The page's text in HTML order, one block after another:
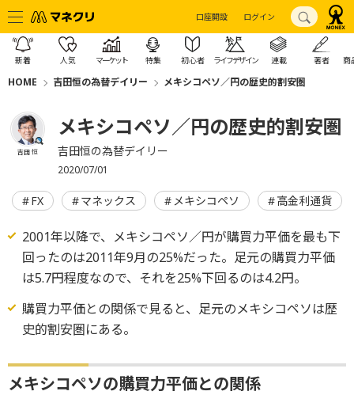
口座開設 ログイン
新着 人気 マーケット 特集 初心者 ライフデザイン 連載 著者 商
HOME 吉田恒の為替デイリー メキシコペソ／円の歴史的割安圏
吉田 恒
メキシコペソ／円の歴史的割安圏
吉田恒の為替デイリー
2020/07/01
FX マネックス メキシコペソ 高金利通貨
2001年以降で、メキシコペソ／円が購買力平価を最も下
回ったのは2011年9月の25%だった。足元の購買力平価
は5.7円程度なので、それを25%下回るのは4.2円。
購買力平価との関係で見ると、足元のメキシコペソは歴
史的割安圏にある。
メキシコペソの購買力平価との関係